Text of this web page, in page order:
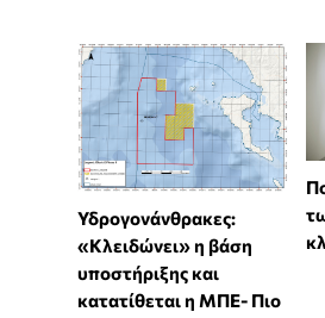
Υδρογονάνθρακες:
«Κλειδώνει» η βάση
υποστήριξης και
κατατίθεται η ΜΠΕ- Πιο